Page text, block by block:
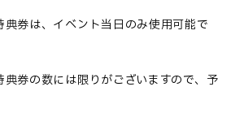
券は、イベント当日のみ使用可能で
券の数には限りがございますので、予